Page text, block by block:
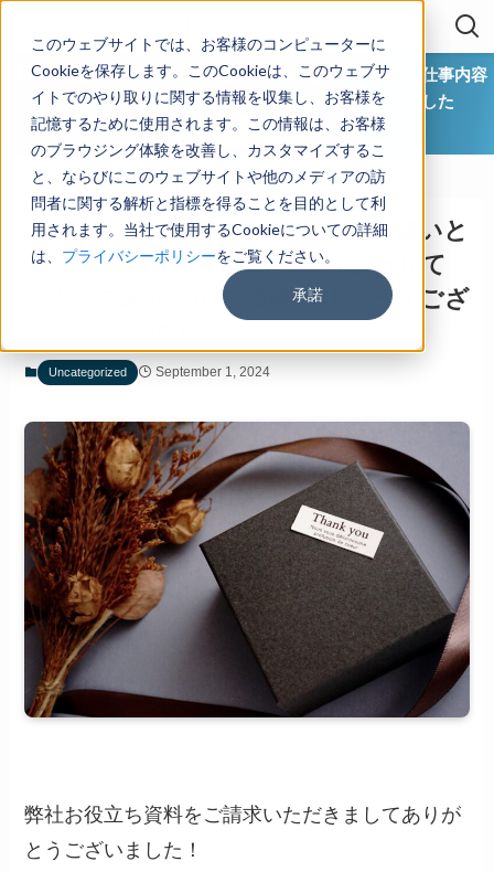
このウェブサイトでは、お客様のコンピューターに
Cookieを保存します。このCookieは、このウェブサ
イトでのやり取りに関する情報を収集し、お客様を
記憶するために使用されます。この情報は、お客様
のブラウジング体験を改善し、カスタマイズするこ
と、ならびにこのウェブサイトや他のメディアの訪
問者に関する解析と指標を得ることを目的として利
用されます。当社で使用するCookieについての詳細
は、 プライバシーポリシーをご覧ください。
承諾
【社内の法務リテラシーを向上させるには？ 法務部の仕事内容
と課題、研修方法など具体策をご紹介】を公開しました
ダウンロード
ホーム Uncategorized
「CLMと契約管理ツールの違いと
は？おすすめツールも合わせて
ご紹介」のご請求ありがとうござ
Uncategorized September 1, 2024
弊社お役立ち資料をご請求いただきましてありが
とうございました！